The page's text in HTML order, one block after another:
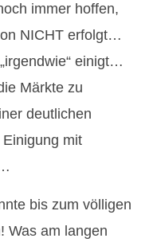
immer hoffen,
NICHT erfolgt…
einigt…
Märkte zu
deutlichen
mit
bis zum völligen
Was am langen